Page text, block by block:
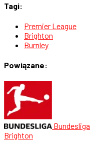
Tagi:
Premier League
Brighton
Burnley
Powiązane:
Bundesliga
Brighton